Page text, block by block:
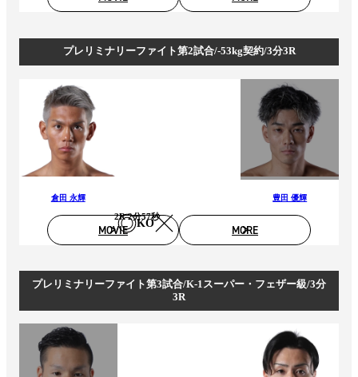
プレリミナリーファイト第2試合/-53kg契約/3分3R
倉田 永輝
KO
2R 2分57秒
豊田 優輝
MOVIE MORE
プレリミナリーファイト第3試合/K-1スーパー・フェザー級/3分
3R